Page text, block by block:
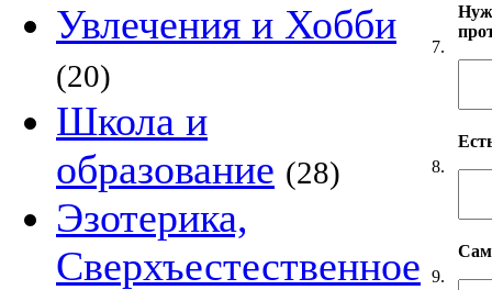
Увлечения и Хобби
(20)
Школа и
образование (28)
Эзотерика,
Сверхъестественное
7.
8.
9.